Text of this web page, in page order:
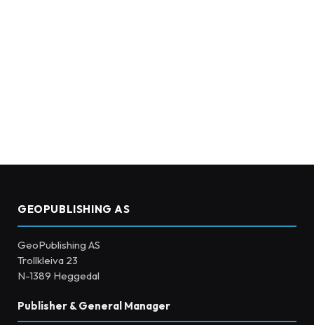
GEOPUBLISHING AS
GeoPublishing AS
Trollkleiva 23
N-1389 Heggedal
Publisher & General Manager